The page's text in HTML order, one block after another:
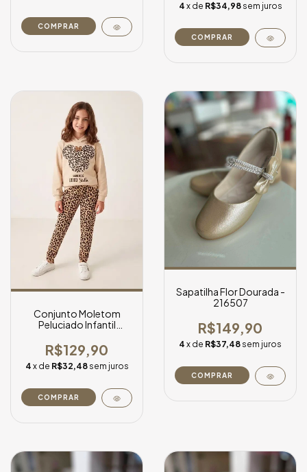
COMPRAR
4 x de R$34,98 sem juros
COMPRAR
Conjunto Moletom
Peluciado Infantil
Bege | FA495OUT
R$129,90
4 x de R$32,48 sem juros
COMPRAR
Sapatilha Flor Dourada -
216507
R$149,90
4 x de R$37,48 sem juros
COMPRAR